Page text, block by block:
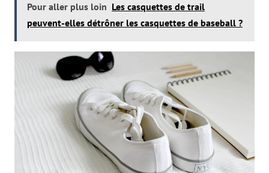
Pour aller plus loin Les casquettes de trail
peuvent-elles détrôner les casquettes de baseball ?